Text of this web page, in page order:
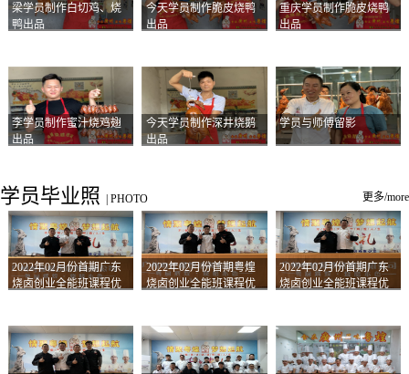
梁学员制作白切鸡、烧
鸭出品
今天学员制作脆皮烧鸭
出品
重庆学员制作脆皮烧鸭
出品
李学员制作蜜汁烧鸡翅
出品
今天学员制作深井烧鹅
出品
学员与师傅留影
学员毕业照 PHOTO 更多/more
2022年02月份首期广东
烧卤创业全能班课程优
2022年02月份首期粤煌
烧卤创业全能班课程优
2022年02月份首期广东
烧卤创业全能班课程优